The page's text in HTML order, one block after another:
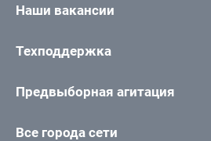
Наши вакансии
Техподдержка
Предвыборная агитация
Все города сети